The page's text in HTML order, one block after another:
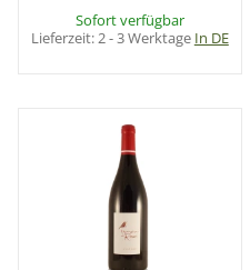
Sofort verfügbar
Lieferzeit:2 - 3 Werktage In DE